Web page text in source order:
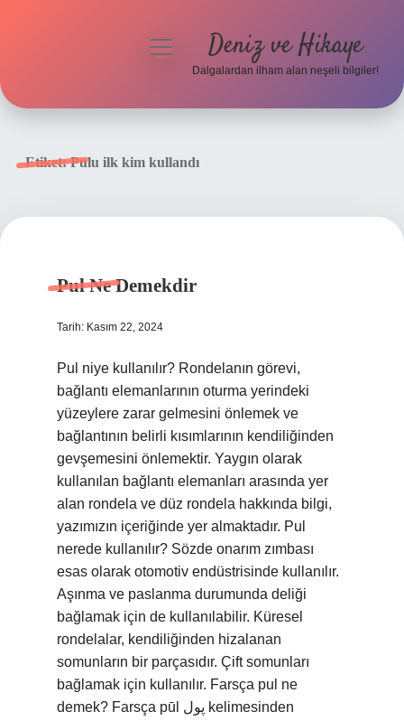
menüyü
Deniz ve Hikaye
Dalgalardan ilham alan neşeli bilgiler!
Etiket:Pulu ilk kim kullandı
Pul Ne Demekdir
Tarih: Kasım 22, 2024
Pul niye kullanılır? Rondelanın görevi,
bağlantı elemanlarının oturma yerindeki
yüzeylere zarar gelmesini önlemek ve
bağlantının belirli kısımlarının kendiliğinden
gevşemesini önlemektir. Yaygın olarak
kullanılan bağlantı elemanları arasında yer
alan rondela ve düz rondela hakkında bilgi,
yazımızın içeriğinde yer almaktadır. Pul
nerede kullanılır? Sözde onarım zımbası
esas olarak otomotiv endüstrisinde kullanılır.
Aşınma ve paslanma durumunda deliği
bağlamak için de kullanılabilir. Küresel
rondelalar, kendiliğinden hizalanan
somunların bir parçasıdır. Çift somunları
bağlamak için kullanılır. Farsça pul ne
demek? Farsça pūl پول kelimesinden